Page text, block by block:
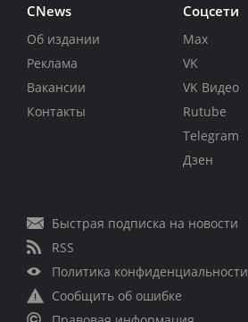
CNews
Об издании
Реклама
Вакансии
Контакты
Соцсети
Max
VK
VK Видео
Rutube
Telegram
Дзен
Быстрая подписка на новости
RSS
Политика конфиденциальности
Сообщить об ошибке